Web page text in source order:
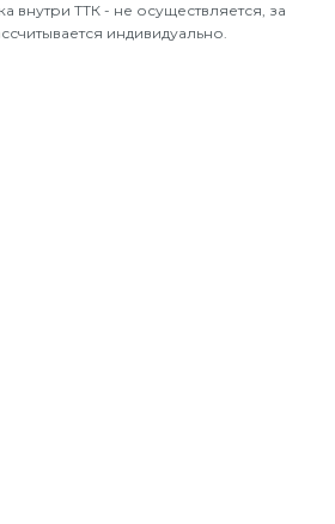
внутри ТТК - не осуществляется, за
индивидуально.